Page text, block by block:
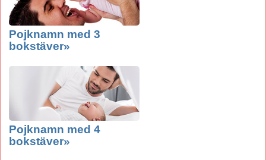
Pojknamn med 3
bokstäver»
Pojknamn med 4
bokstäver»